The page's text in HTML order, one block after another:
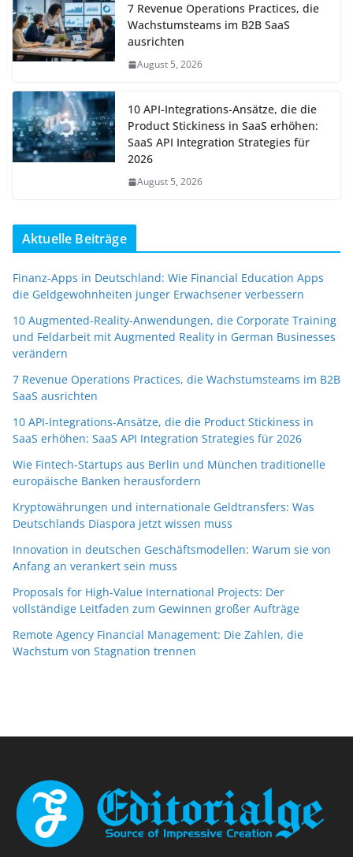
7 Revenue Operations Practices, die
Wachstumsteams im B2B SaaS
ausrichten
August 5, 2026
10 API-Integrations-Ansätze, die die
Product Stickiness in SaaS erhöhen:
SaaS API Integration Strategies für
2026
August 5, 2026
Aktuelle Beiträge
Finanz-Apps in Deutschland: Wie Financial Education Apps
die Geldgewohnheiten junger Erwachsener verbessern
10 Augmented-Reality-Anwendungen, die Corporate Training
und Feldarbeit mit Augmented Reality in German Businesses
verändern
7 Revenue Operations Practices, die Wachstumsteams im B2B
SaaS ausrichten
10 API-Integrations-Ansätze, die die Product Stickiness in
SaaS erhöhen: SaaS API Integration Strategies für 2026
Wie Fintech-Startups aus Berlin und München traditionelle
europäische Banken herausfordern
Kryptowährungen und internationale Geldtransfers: Was
Deutschlands Diaspora jetzt wissen muss
Innovation in deutschen Geschäftsmodellen: Warum sie von
Anfang an verankert sein muss
Proposals for High-Value International Projects: Der
vollständige Leitfaden zum Gewinnen großer Aufträge
Remote Agency Financial Management: Die Zahlen, die
Wachstum von Stagnation trennen